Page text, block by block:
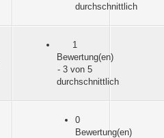
durchschnittlich
1
Bewertung(en)
- 3 von 5
durchschnittlich
0
Bewertung(en)